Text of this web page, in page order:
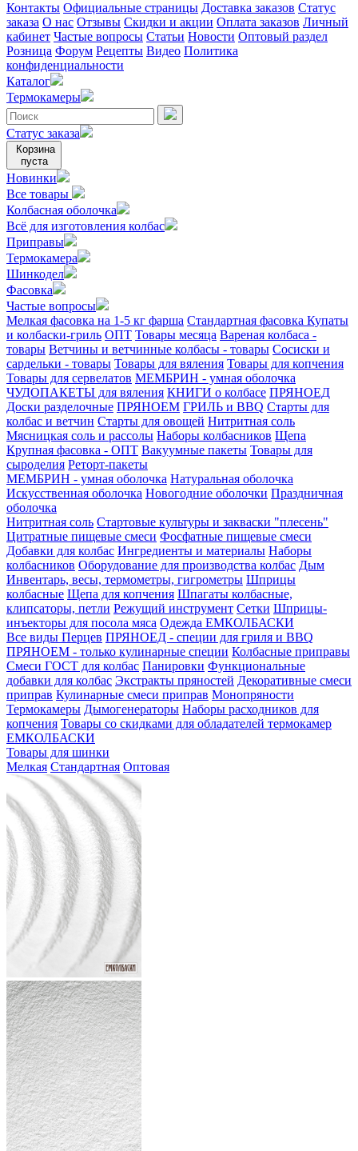
Контакты Официальные страницы Доставка заказов Статус
заказа О нас Отзывы Скидки и акции Оплата заказов Личный
кабинет Частые вопросы Статьи Новости Оптовый раздел
Розница Форум Рецепты Видео Политика
конфиденциальности
Каталог
Термокамеры
Статус заказа
Корзина
пуста
Новинки
Все товары
Колбасная оболочка
Всё для изготовления колбас
Приправы
Термокамера
Шинкодел
Фасовка
Частые вопросы
Мелкая фасовка на 1-5 кг фарша Стандартная фасовка Купаты
и колбаски-гриль ОПТ Товары месяца Вареная колбаса -
товары Ветчины и ветчинные колбасы - товары Сосиски и
сардельки - товары Товары для вяления Товары для копчения
Товары для сервелатов МЕМБРИН - умная оболочка
ЧУДОПАКЕТЫ для вяления КНИГИ о колбасе ПРЯНОЕД
Доски разделочные ПРЯНОЕМ ГРИЛЬ и BBQ Старты для
колбас и ветчин Старты для овощей Нитритная соль
Мясницкая соль и рассолы Наборы колбасников Щепа
Крупная фасовка - ОПТ Вакуумные пакеты Товары для
сыроделия Реторт-пакеты
МЕМБРИН - умная оболочка Натуральная оболочка
Искусственная оболочка Новогодние оболочки Праздничная
оболочка
Нитритная соль Стартовые культуры и закваски "плесень"
Цитратные пищевые смеси Фосфатные пищевые смеси
Добавки для колбас Ингредиенты и материалы Наборы
колбасников Оборудование для производства колбас Дым
Инвентарь, весы, термометры, гигрометры Шприцы
колбасные Щепа для копчения Шпагаты колбасные,
клипсаторы, петли Режущий инструмент Сетки Шприцы-
инъекторы для посола мяса Одежда ЕМКОЛБАСКИ
Все виды Перцев ПРЯНОЕД - специи для гриля и BBQ
ПРЯНОЕМ - только кулинарные специи Колбасные приправы
Смеси ГОСТ для колбас Панировки Функциональные
добавки для колбас Экстракты пряностей Декоративные смеси
приправ Кулинарные смеси приправ Монопряности
Термокамеры Дымогенераторы Наборы расходников для
копчения Товары со скидками для обладателей термокамер
ЕМКОЛБАСКИ
Товары для шинки
Мелкая Стандартная Оптовая